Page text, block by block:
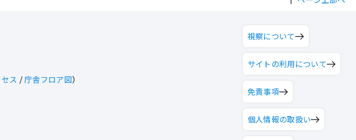
ス /庁舎フロア図）
視察について
サイトの利用について
免責事項
個人情報の取扱い